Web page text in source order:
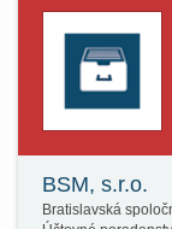
BSM, s.r.o.
Bratislavská